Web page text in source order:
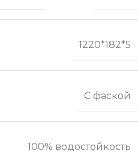
1220*182*5
С фаской
100% водостойкость